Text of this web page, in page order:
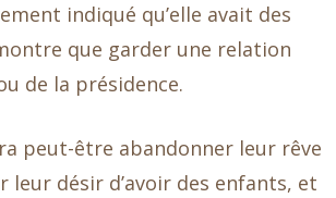
indiqué qu’elle avait des
que garder une relation
de la présidence.
peut-être abandonner leur rêve
leur désir d’avoir des enfants, et